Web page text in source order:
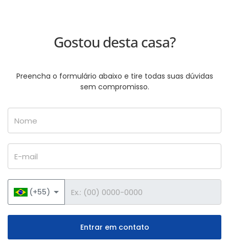
Gostou desta casa?
Preencha o formulário abaixo e tire todas suas dúvidas
sem compromisso.
(+55)
Entrar em contato